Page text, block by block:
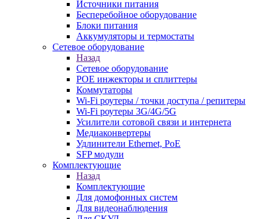
Источники питания
Бесперебойное оборудование
Блоки питания
Аккумуляторы и термостаты
Сетевое оборудование
Назад
Сетевое оборудование
POE инжекторы и сплиттеры
Коммутаторы
Wi-Fi роутеры / точки доступа / репитеры
Wi-Fi роутеры 3G/4G/5G
Усилители сотовой связи и интернета
Медиаконвертеры
Удлинители Ethernet, PoE
SFP модули
Комплектующие
Назад
Комплектующие
Для домофонных систем
Для видеонаблюдения